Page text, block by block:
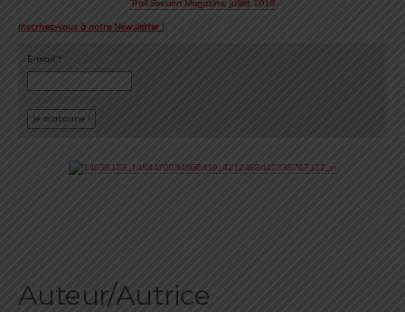
Trail Session Magazine, Juillet 2018
Inscrivez-vous à notre Newsletter !
E-mail *
Auteur/Autrice